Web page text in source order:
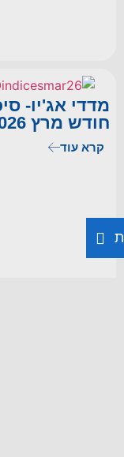
מדדי אג'יו-
חודש מרץ 2026
קרא עוד